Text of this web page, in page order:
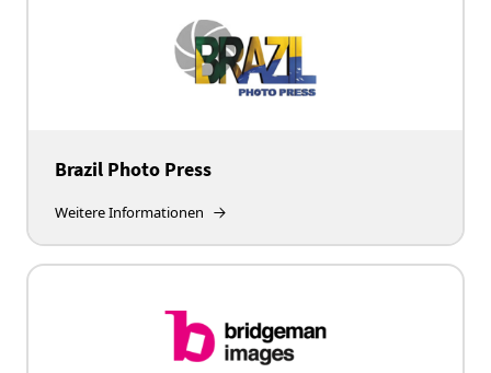
Brazil Photo Press
Weitere Informationen